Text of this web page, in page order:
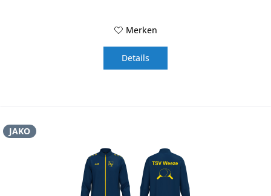
Merken
Details
JAKO